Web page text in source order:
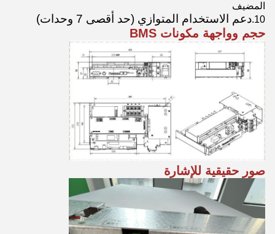
المضيف
10. دعم الاستخدام المتوازي (حد أقصى 7 وحدات)
حجم وواجهة مكونات BMS
صور حقيقية للإشارة